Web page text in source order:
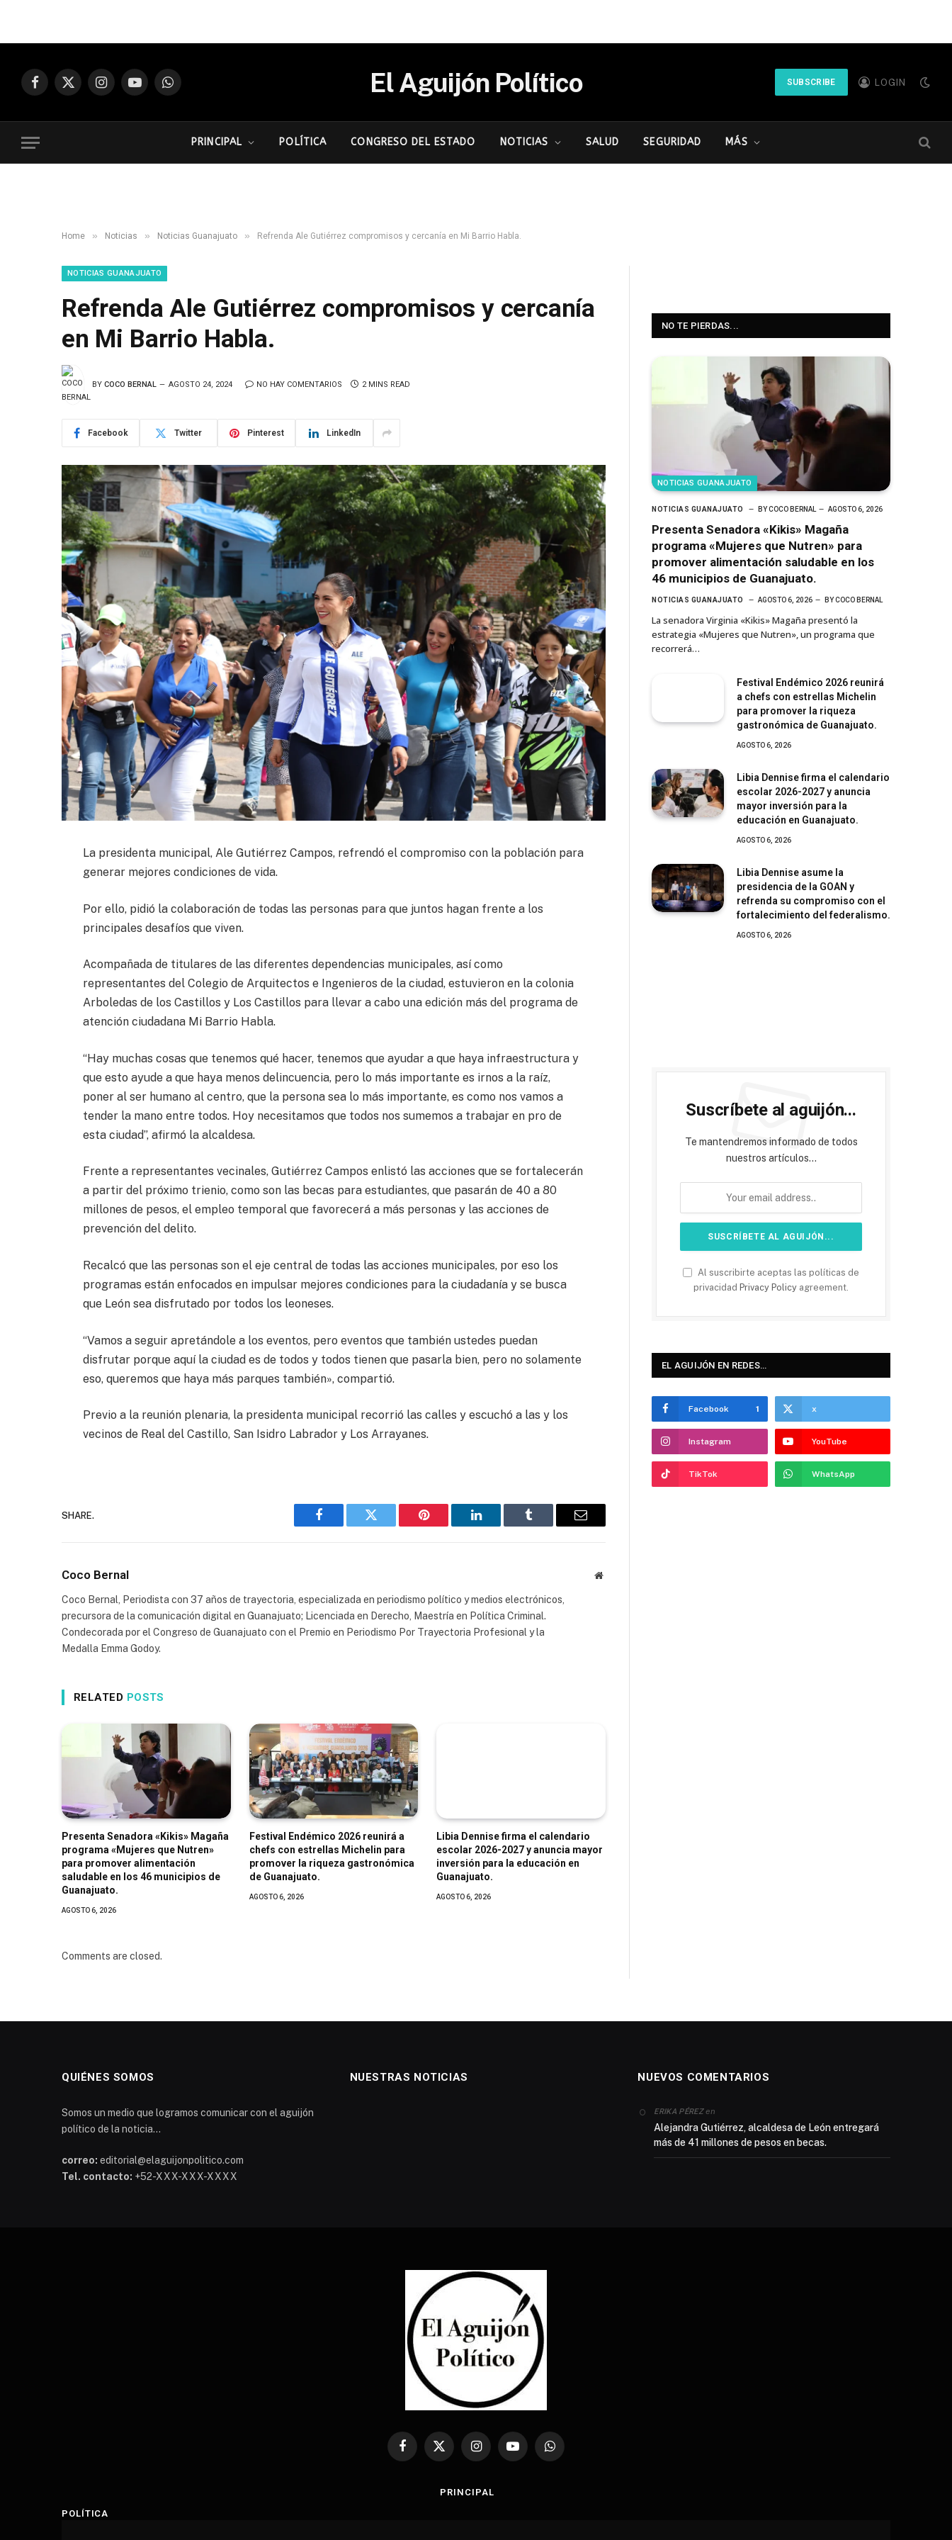
Facebook
X
InstagramYouTubeWhatsApp El Aguijón Político SUBSCRIBE LOGIN
PRINCIPAL POLÍTICA CONGRESO DEL ESTADO NOTICIAS SALUD SEGURIDAD MÁS
Home » Noticias » Noticias Guanajuato » Refrenda Ale Gutiérrez compromisos y cercanía en Mi Barrio Habla.
NOTICIAS GUANAJUATO
Refrenda Ale Gutiérrez compromisos y cercanía
en Mi Barrio Habla.
BY COCO BERNAL AGOSTO 24, 2024 NO HAY COMENTARIOS 2 MINS READ
Facebook Twitter Pinterest LinkedIn
La presidenta municipal, Ale Gutiérrez Campos, refrendó el compromiso con la población para
generar mejores condiciones de vida.
Por ello, pidió la colaboración de todas las personas para que juntos hagan frente a los
principales desafíos que viven.
Acompañada de titulares de las diferentes dependencias municipales, así como
representantes del Colegio de Arquitectos e Ingenieros de la ciudad, estuvieron en la colonia
Arboledas de los Castillos y Los Castillos para llevar a cabo una edición más del programa de
atención ciudadana Mi Barrio Habla.
“Hay muchas cosas que tenemos qué hacer, tenemos que ayudar a que haya infraestructura y
que esto ayude a que haya menos delincuencia, pero lo más importante es irnos a la raíz,
poner al ser humano al centro, que la persona sea lo más importante, es como nos vamos a
tender la mano entre todos. Hoy necesitamos que todos nos sumemos a trabajar en pro de
esta ciudad”, afirmó la alcaldesa.
Frente a representantes vecinales, Gutiérrez Campos enlistó las acciones que se fortalecerán
a partir del próximo trienio, como son las becas para estudiantes, que pasarán de 40 a 80
millones de pesos, el empleo temporal que favorecerá a más personas y las acciones de
prevención del delito.
Recalcó que las personas son el eje central de todas las acciones municipales, por eso los
programas están enfocados en impulsar mejores condiciones para la ciudadanía y se busca
que León sea disfrutado por todos los leoneses.
“Vamos a seguir apretándole a los eventos, pero eventos que también ustedes puedan
disfrutar porque aquí la ciudad es de todos y todos tienen que pasarla bien, pero no solamente
eso, queremos que haya más parques también», compartió.
Previo a la reunión plenaria, la presidenta municipal recorrió las calles y escuchó a las y los
vecinos de Real del Castillo, San Isidro Labrador y Los Arrayanes.
SHARE.
Facebook Twitter Pinterest LinkedIn Tumblr Email
Coco Bernal Website
Coco Bernal, Periodista con 37 años de trayectoria, especializada en periodismo político y medios electrónicos,
precursora de la comunicación digital en Guanajuato; Licenciada en Derecho, Maestría en Política Criminal.
Condecorada por el Congreso de Guanajuato con el Premio en Periodismo Por Trayectoria Profesional y la
Medalla Emma Godoy.
RELATED POSTS
Presenta Senadora «Kikis» Magaña
programa «Mujeres que Nutren»
para promover alimentación
saludable en los 46 municipios de
Guanajuato.
AGOSTO 6, 2026
Festival Endémico 2026 reunirá a
chefs con estrellas Michelin para
promover la riqueza gastronómica
de Guanajuato.
AGOSTO 6, 2026
Libia Dennise firma el calendario
escolar 2026-2027 y anuncia mayor
inversión para la educación en
Guanajuato.
AGOSTO 6, 2026
Comments are closed.
NO TE PIERDAS...
NOTICIAS GUANAJUATO
NOTICIAS GUANAJUATO BY COCO BERNAL AGOSTO 6, 2026
Presenta Senadora «Kikis» Magaña
programa «Mujeres que Nutren» para
promover alimentación saludable en los
46 municipios de Guanajuato.
NOTICIAS GUANAJUATO AGOSTO 6, 2026 BY COCO BERNAL
La senadora Virginia «Kikis» Magaña presentó la
estrategia «Mujeres que Nutren», un programa que
recorrerá…
Festival Endémico 2026 reunirá
a chefs con estrellas Michelin
para promover la riqueza
gastronómica de Guanajuato.
AGOSTO 6, 2026
Libia Dennise firma el calendario
escolar 2026-2027 y anuncia
mayor inversión para la
educación en Guanajuato.
AGOSTO 6, 2026
Libia Dennise asume la
presidencia de la GOAN y
refrenda su compromiso con el
fortalecimiento del federalismo.
AGOSTO 6, 2026
Suscríbete al aguijón...
Te mantendremos informado de todos
nuestros artículos...
Al suscribirte aceptas las políticas de
privacidad Privacy Policy agreement.
EL AGUIJÓN EN REDES…
Facebook 1 x
Instagram YouTube
TikTok WhatsApp
QUIÉNES SOMOS
Somos un medio que logramos comunicar con el aguijón
político de la noticia...
correo: editorial@elaguijonpolitico.com
Tel. contacto: +52-XXX-XXX-XXXX
NUESTRAS NOTICIAS NUEVOS COMENTARIOS
ERIKA PÉREZen
Alejandra Gutiérrez, alcaldesa de León entregará
más de 41 millones de pesos en becas.
Facebook
X
InstagramYouTubeWhatsApp
PRINCIPAL
POLÍTICA